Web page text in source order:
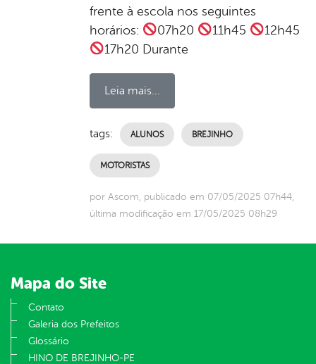
frente à escola nos seguintes
horários:
07h20 11h45
12h45
17h20 Durante
Leia mais...
tags: ALUNOS BREJINHO
MOTORISTAS
por Ascom, publicado em 07/05/2025 07h44,
última modificação em 17/05/2025 08h29
Mapa do Site
Contato
Galeria dos Prefeitos
Glossário
HINO DE BREJINHO-PE